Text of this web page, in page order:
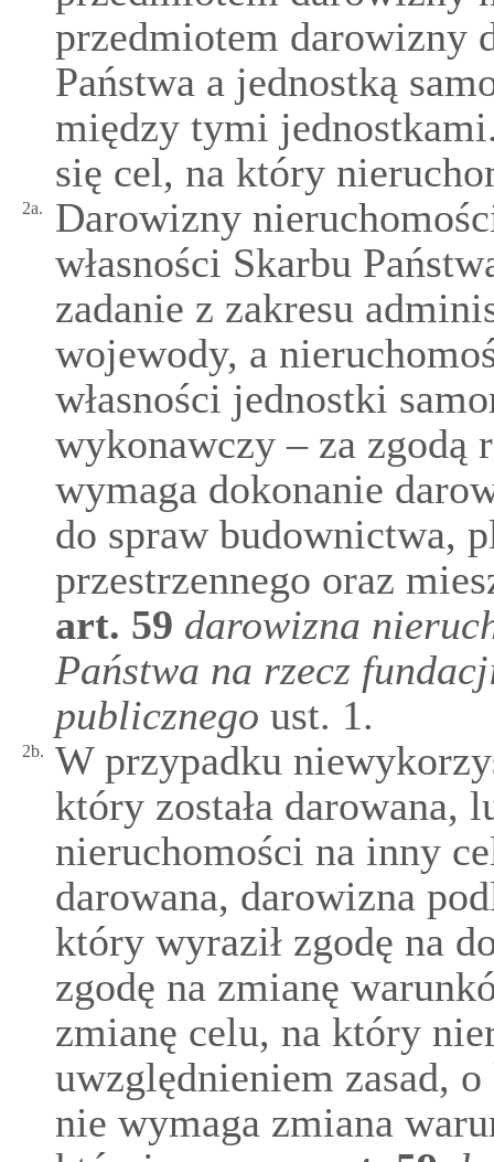
przedmiotem darowizny
Państwa a jednostką
między tymi
się cel, na który
2a.
Darowizny
własności Skarbu
zadanie z zakresu
wojewody, a
własności jednostki
wykonawczy – za zgodą
wymaga dokonanie
do spraw budownictwa,
przestrzennego oraz
art. 59 darowizna
Państwa na rzecz
publicznego ust. 1.
2b.
W przypadku
który została darowana,
nieruchomości na inny
darowana, darowizna
który wyraził zgodę na
zgodę na zmianę
zmianę celu, na który
uwzględnieniem zasad,
nie wymaga zmiana